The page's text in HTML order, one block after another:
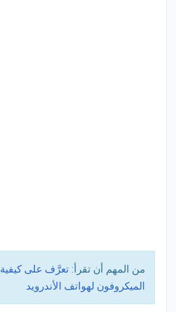
من المهم أن تقرأ: تعرَّف على
الميكروفون لهواتف الأندرويد